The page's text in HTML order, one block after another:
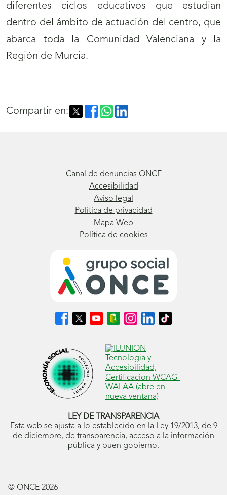
diferentes ciclos educativos que estudian
dentro del ámbito de actuación del centro, que
abarca toda la Comunidad Valenciana y la
Región de Murcia.
Compartir en:
Canal de denuncias ONCE
Accesibilidad
Aviso legal
Política de privacidad
Mapa Web
Política de cookies
Síguenos
en
abrirá
en
ventana
nueva)
Síguenos
en
abrirá
en
ventana
nueva)
Síguenos
en
abrirá
en
ventana
nueva)
Síguenos
en
Blog
ONCE
(se
abrirá
en
ventana
nueva)
Síguenos
en
(se
abrirá
en
ventana
nueva)
Síguenos
en
(se
abrirá
en
ventana
nueva)
Síguenos
en
ventana
nueva)
LEY DE TRANSPARENCIA
Esta web se ajusta a lo establecido en la Ley 19/2013, de 9
de diciembre, de transparencia, acceso a la información
pública y buen gobierno.
© ONCE 2026